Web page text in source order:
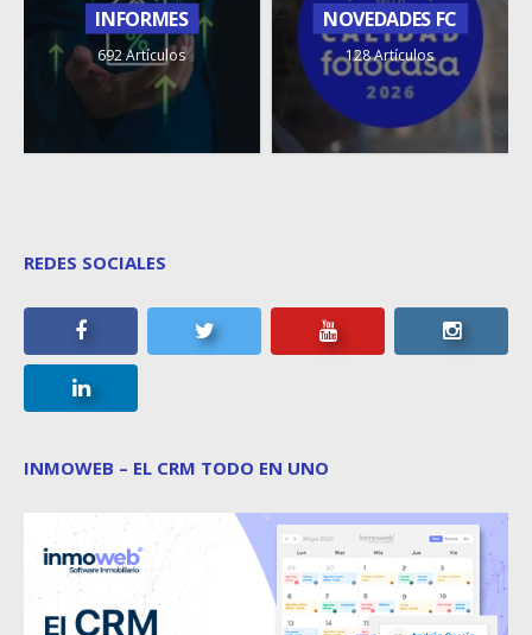
INFORMES
692 Artículos
NOVEDADES FC
128 Artículos
REDES SOCIALES
INMOWEB – EL CRM TODO EN UNO